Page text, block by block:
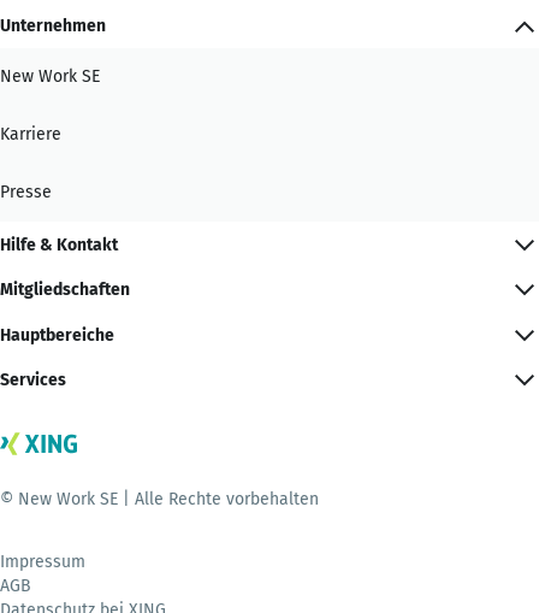
Unternehmen
New Work SE
Karriere
Presse
Hilfe & Kontakt
Mitgliedschaften
Hauptbereiche
Services
© New Work SE | Alle Rechte vorbehalten
Impressum
AGB